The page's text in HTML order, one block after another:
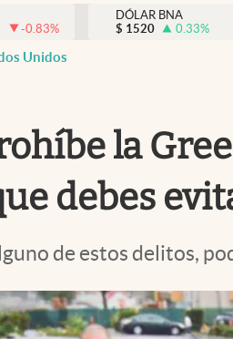
-0.83%
DÓLAR BNA
$ 1520 0.33%
Unidos
la
debes
de estos delitos,